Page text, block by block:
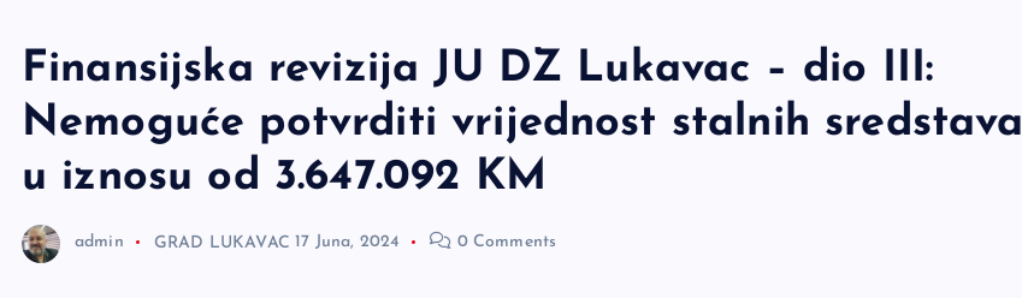
Finansijska revizija JU DZ Lukavac – dio III:
Nemoguće potvrditi vrijednost stalnih sredstava
u iznosu od 3.647.092 KM
admin GRAD LUKAVAC 17 Juna, 2024 0 Comments